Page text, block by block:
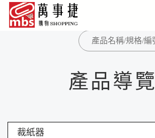
產品導覽
裁紙器